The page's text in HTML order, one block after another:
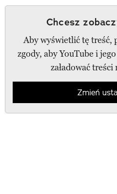
Chcesz
Aby wyświetlić tę treść,
zgody, aby YouTube i
załadować
Zmień